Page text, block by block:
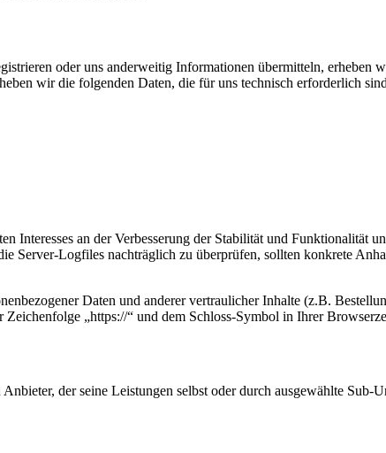
oder uns anderweitig Informationen übermitteln, erheben
wir die folgenden Daten, die für uns technisch erforderlich
an der Verbesserung der Stabilität und Funktionalität
Server-Logfiles nachträglich zu überprüfen, sollten konkrete
Daten und anderer vertraulicher Inhalte (z.B.
„https://“ und dem Schloss-Symbol in Ihrer
der seine Leistungen selbst oder durch ausgewählte Sub-